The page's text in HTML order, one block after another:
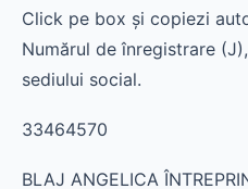
Click pe box și copiezi
Numărul de înregistrare
sediului social.
33464570
BLAJ ANGELICA